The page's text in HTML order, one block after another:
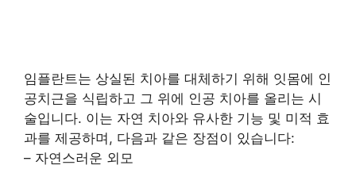
임플란트는 상실된 치아를 대체하기 위해 잇몸에 인
공치근을 식립하고 그 위에 인공 치아를 올리는 시
술입니다. 이는 자연 치아와 유사한 기능 및 미적 효
과를 제공하며, 다음과 같은 장점이 있습니다:
– 자연스러운 외모